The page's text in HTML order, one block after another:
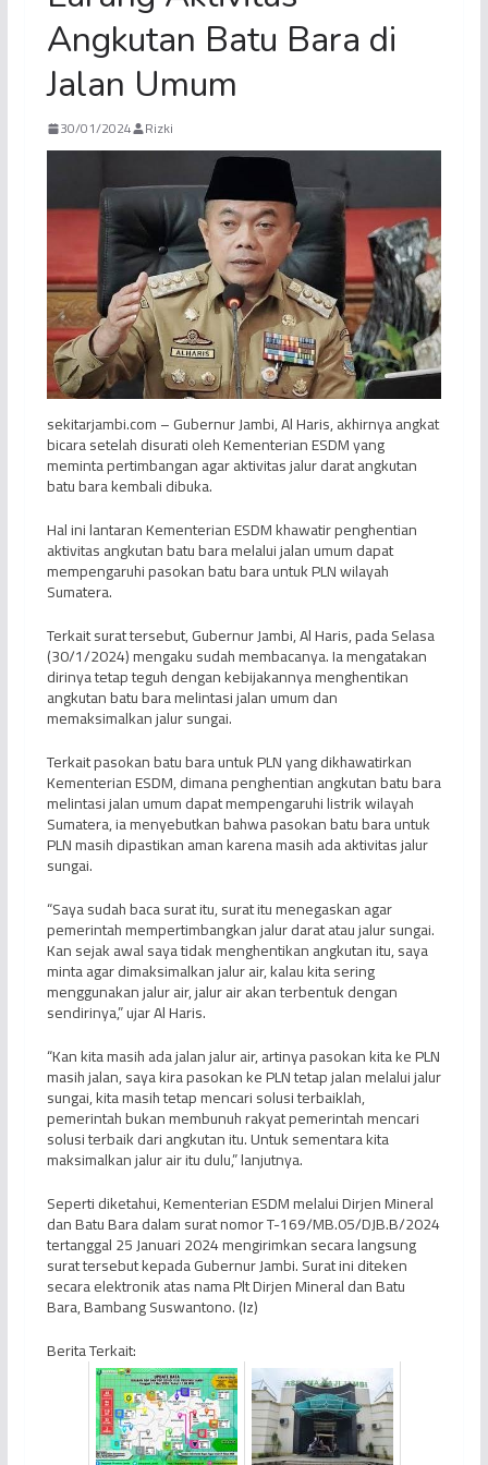
Angkutan Batu Bara di
Jalan Umum
30/01/2024 Rizki
sekitarjambi.com – Gubernur Jambi, Al Haris, akhirnya angkat
bicara setelah disurati oleh Kementerian ESDM yang
meminta pertimbangan agar aktivitas jalur darat angkutan
batu bara kembali dibuka.
Hal ini lantaran Kementerian ESDM khawatir penghentian
aktivitas angkutan batu bara melalui jalan umum dapat
mempengaruhi pasokan batu bara untuk PLN wilayah
Sumatera.
Terkait surat tersebut, Gubernur Jambi, Al Haris, pada Selasa
(30/1/2024) mengaku sudah membacanya. Ia mengatakan
dirinya tetap teguh dengan kebijakannya menghentikan
angkutan batu bara melintasi jalan umum dan
memaksimalkan jalur sungai.
Terkait pasokan batu bara untuk PLN yang dikhawatirkan
Kementerian ESDM, dimana penghentian angkutan batu bara
melintasi jalan umum dapat mempengaruhi listrik wilayah
Sumatera, ia menyebutkan bahwa pasokan batu bara untuk
PLN masih dipastikan aman karena masih ada aktivitas jalur
sungai.
“Saya sudah baca surat itu, surat itu menegaskan agar
pemerintah mempertimbangkan jalur darat atau jalur sungai.
Kan sejak awal saya tidak menghentikan angkutan itu, saya
minta agar dimaksimalkan jalur air, kalau kita sering
menggunakan jalur air, jalur air akan terbentuk dengan
sendirinya,” ujar Al Haris.
“Kan kita masih ada jalan jalur air, artinya pasokan kita ke PLN
masih jalan, saya kira pasokan ke PLN tetap jalan melalui jalur
sungai, kita masih tetap mencari solusi terbaiklah,
pemerintah bukan membunuh rakyat pemerintah mencari
solusi terbaik dari angkutan itu. Untuk sementara kita
maksimalkan jalur air itu dulu,” lanjutnya.
Seperti diketahui, Kementerian ESDM melalui Dirjen Mineral
dan Batu Bara dalam surat nomor T-169/MB.05/DJB.B/2024
tertanggal 25 Januari 2024 mengirimkan secara langsung
surat tersebut kepada Gubernur Jambi. Surat ini diteken
secara elektronik atas nama Plt Dirjen Mineral dan Batu
Bara, Bambang Suswantono. (Iz)
Berita Terkait: